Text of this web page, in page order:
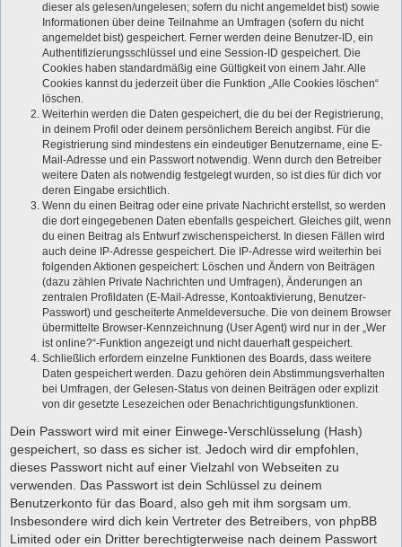
dieser als gelesen/ungelesen; sofern du nicht angemeldet bist) sowie
Informationen über deine Teilnahme an Umfragen (sofern du nicht
angemeldet bist) gespeichert. Ferner werden deine Benutzer-ID, ein
Authentifizierungsschlüssel und eine Session-ID gespeichert. Die
Cookies haben standardmäßig eine Gültigkeit von einem Jahr. Alle
Cookies kannst du jederzeit über die Funktion „Alle Cookies löschen“
löschen.
Weiterhin werden die Daten gespeichert, die du bei der Registrierung,
in deinem Profil oder deinem persönlichem Bereich angibst. Für die
Registrierung sind mindestens ein eindeutiger Benutzername, eine E-
Mail-Adresse und ein Passwort notwendig. Wenn durch den Betreiber
weitere Daten als notwendig festgelegt wurden, so ist dies für dich vor
deren Eingabe ersichtlich.
Wenn du einen Beitrag oder eine private Nachricht erstellst, so werden
die dort eingegebenen Daten ebenfalls gespeichert. Gleiches gilt, wenn
du einen Beitrag als Entwurf zwischenspeicherst. In diesen Fällen wird
auch deine IP-Adresse gespeichert. Die IP-Adresse wird weiterhin bei
folgenden Aktionen gespeichert: Löschen und Ändern von Beiträgen
(dazu zählen Private Nachrichten und Umfragen), Änderungen an
zentralen Profildaten (E-Mail-Adresse, Kontoaktivierung, Benutzer-
Passwort) und gescheiterte Anmeldeversuche. Die von deinem Browser
übermittelte Browser-Kennzeichnung (User Agent) wird nur in der „Wer
ist online?“-Funktion angezeigt und nicht dauerhaft gespeichert.
Schließlich erfordern einzelne Funktionen des Boards, dass weitere
Daten gespeichert werden. Dazu gehören dein Abstimmungsverhalten
bei Umfragen, der Gelesen-Status von deinen Beiträgen oder explizit
von dir gesetzte Lesezeichen oder Benachrichtigungsfunktionen.
Dein Passwort wird mit einer Einwege-Verschlüsselung (Hash)
gespeichert, so dass es sicher ist. Jedoch wird dir empfohlen,
dieses Passwort nicht auf einer Vielzahl von Webseiten zu
verwenden. Das Passwort ist dein Schlüssel zu deinem
Benutzerkonto für das Board, also geh mit ihm sorgsam um.
Insbesondere wird dich kein Vertreter des Betreibers, von phpBB
Limited oder ein Dritter berechtigterweise nach deinem Passwort